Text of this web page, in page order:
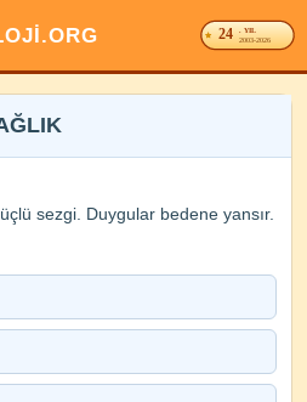
24 . YIL
2003-2026
sezgi. Duygular bedene yansır.